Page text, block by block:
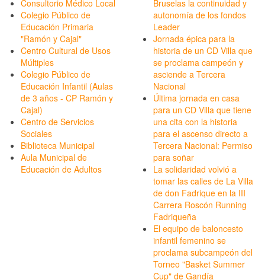
Consultorio Médico Local
Colegio Público de
Educación Primaria
"Ramón y Cajal"
Centro Cultural de Usos
Múltiples
Colegio Público de
Educación Infantil (Aulas
de 3 años - CP Ramón y
Cajal)
Centro de Servicios
Sociales
Biblioteca Municipal
Aula Municipal de
Educación de Adultos
Bruselas la continuidad y
autonomía de los fondos
Leader
Jornada épica para la
historia de un CD Villa que
se proclama campeón y
asciende a Tercera
Nacional
Última jornada en casa
para un CD Villa que tiene
una cita con la historia
para el ascenso directo a
Tercera Nacional: Permiso
para soñar
La solidaridad volvió a
tomar las calles de La Villa
de don Fadrique en la III
Carrera Roscón Running
Fadriqueña
El equipo de baloncesto
infantil femenino se
proclama subcampeón del
Torneo "Basket Summer
Cup" de Gandía